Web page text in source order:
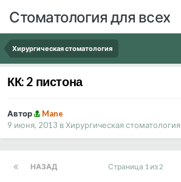
Стоматология для всех
Хирургическая стоматология
КК: 2 пистона
Автор
Mane
9 июня, 2013 вХирургическая стоматология
НАЗАД Страница 1 из 2